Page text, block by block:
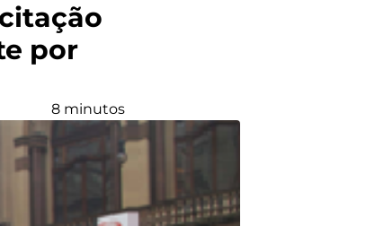
por
8 minutos